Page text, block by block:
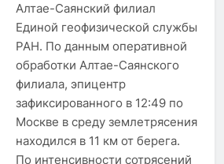
Алтае-Саянский филиал
Единой геофизической службы
РАН. По данным оперативной
обработки Алтае-Саянского
филиала, эпицентр
зафиксированного в 12:49 по
Москве в среду землетрясения
находился в 11 км от берега.
По интенсивности сотрясений